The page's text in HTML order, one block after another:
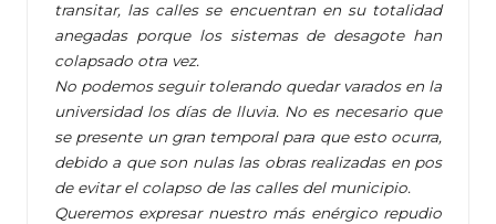
transitar, las calles se encuentran en su totalidad
anegadas porque los sistemas de desagote han
colapsado otra vez.
No podemos seguir tolerando quedar varados en la
universidad los días de lluvia. No es necesario que
se presente un gran temporal para que esto ocurra,
debido a que son nulas las obras realizadas en pos
de evitar el colapso de las calles del municipio.
Queremos expresar nuestro más enérgico repudio